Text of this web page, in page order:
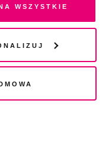
wszystkie
Kultury i Dziedzictwa
Promocji Kultury –